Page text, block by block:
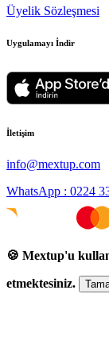
Üyelik Sözleşmesi
Uygulamayı İndir
İletişim
info@mextup.com
WhatsApp : 0224
🍪 Mextup'u
etmektesiniz.